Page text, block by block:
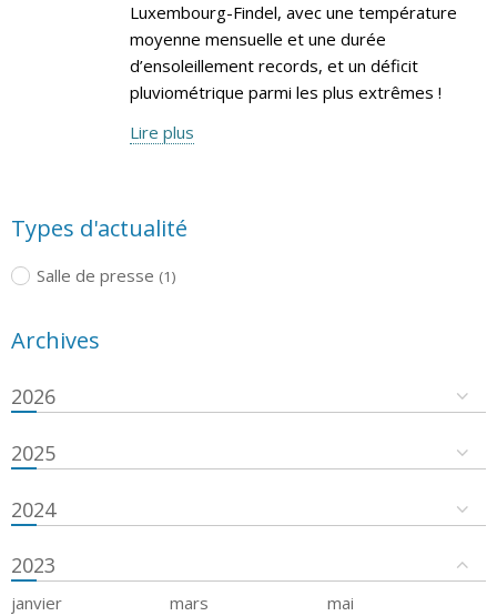
Luxembourg-Findel, avec une température
moyenne mensuelle et une durée
d’ensoleillement records, et un déficit
pluviométrique parmi les plus extrêmes !
Lire plus
Types d'actualité
Salle de presse (1)
Archives
2026
2025
2024
2023
janvier mars
mai